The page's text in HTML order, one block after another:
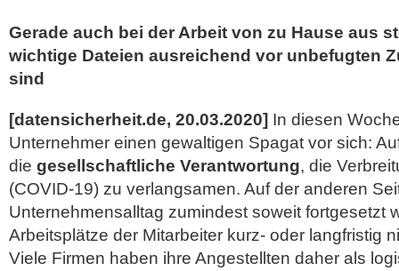
Gerade auch bei der Arbeit von zu Hause aus
wichtige Dateien ausreichend vor unbefugten
sind
[datensicherheit.de, 20.03.2020] In diesen
Unternehmer einen gewaltigen Spagat vor sich:
die gesellschaftliche Verantwortung, die
(COVID-19) zu verlangsamen. Auf der anderen
Unternehmensalltag zumindest soweit fortgesetzt
Arbeitsplätze der Mitarbeiter kurz- oder langfristig
Viele Firmen haben ihre Angestellten daher als